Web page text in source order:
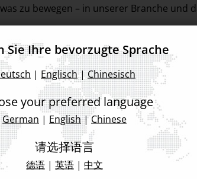
zu bewegen – in unserer Branche und
Solutions auch sein Engagement für
gemeinsam mit ihrer vielfältigen
Sie Ihre bevorzugte Sprache
| Englisch|Chinesisch
your preferred language
German | English|Chinese
请选择语言
德语 | 英语 | 中文